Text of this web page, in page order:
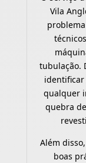
Vila
tubulação.
identificar
qualquer
quebra
Além
boas